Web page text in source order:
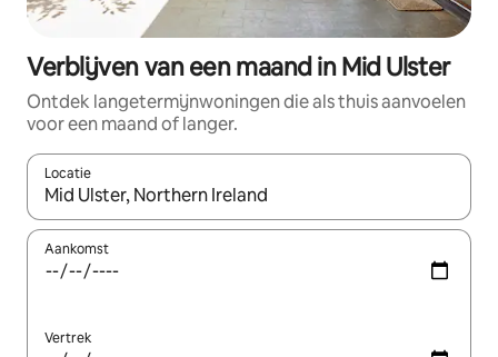
Verblijven van een maand in Mid Ulster
Ontdek langetermijnwoningen die als thuis aanvoelen
voor een maand of langer.
Locatie
Wanneer er resultaten beschikbaar zijn, maak je een keuze
Aankomst
Vertrek